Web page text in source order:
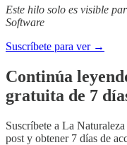
Este hilo solo es visible
Software
Suscríbete para ver →
Continúa
gratuita de 7
Suscríbete a La
post y obtener 7 días de